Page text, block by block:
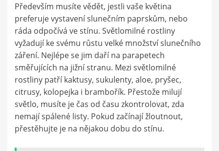
Především musíte vědět, jestli vaše květina
preferuje vystavení slunečním paprskům, nebo
ráda odpočívá ve stínu. Světlomilné rostliny
vyžadují ke svému růstu velké množství slunečního
záření. Nejlépe se jim daří na parapetech
směřujících na jižní stranu. Mezi světlomilné
rostliny patří kaktusy, sukulenty, aloe, pryšec,
citrusy, kolopejka i brambořík. Přestože milují
světlo, musíte je čas od času zkontrolovat, zda
nemají spálené listy. Pokud začínají žloutnout,
přestěhujte je na nějakou dobu do stínu.